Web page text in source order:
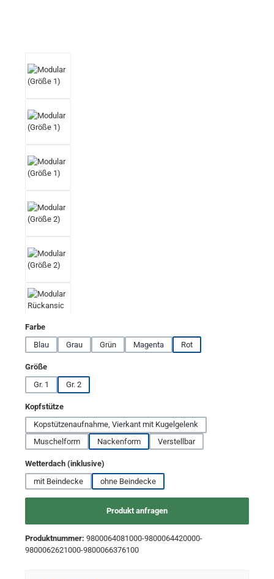
Farbeauswählen
Blau
Grau Grün Magenta Rot
Größeauswählen
Gr. 1
Gr. 2
Kopfstützeauswählen
Kopstützenaufnahme, Vierkant mit Kugelgelenk
Muschelform
Nackenform Verstellbar
Wetterdach (inklusive)
mit Beindecke
ohne Beindecke
Produkt anfragen
Produktnummer: 9800064081000-9800064420000-
9800062621000-9800066376100